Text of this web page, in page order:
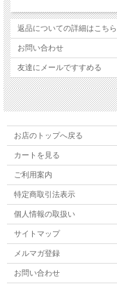
返品についての詳細はこちら
お問い合わせ
友達にメールですすめる
お店のトップへ戻る
カートを見る
ご利用案内
特定商取引法表示
個人情報の取扱い
サイトマップ
メルマガ登録
お問い合わせ